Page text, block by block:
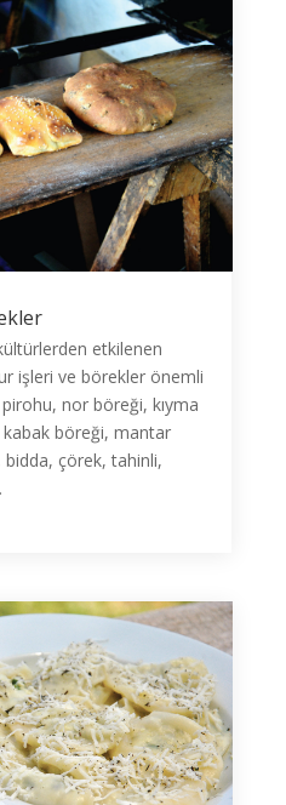
etkilenen
işleri ve börekler önemli
nor böreği, kıyma
böreği, mantar
çörek, tahinli,